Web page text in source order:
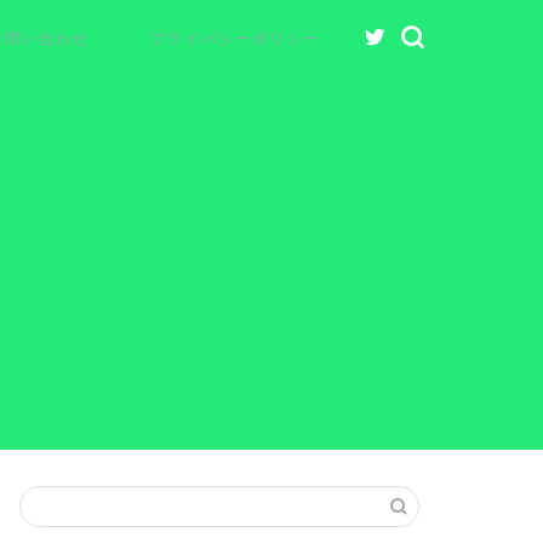
問い合わせ プライバシーポリシー